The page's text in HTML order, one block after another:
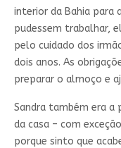
interior da Bahia para
pudessem trabalhar,
pelo cuidado dos
dois anos. As
preparar o almoço e
Sandra também era a
da casa – com
porque sinto que